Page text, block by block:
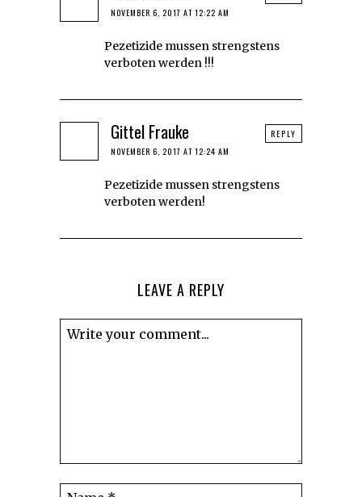
NOVEMBER 6, 2017 AT 12:22 AM
Pezetizide mussen strengstens
verboten werden !!!
Gittel Frauke
NOVEMBER 6, 2017 AT 12:24 AM
Pezetizide mussen strengstens
verboten werden!
REPLY
LEAVE A REPLY